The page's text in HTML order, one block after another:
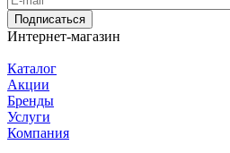
Подписаться
Интернет-магазин
Каталог
Акции
Бренды
Услуги
Компания